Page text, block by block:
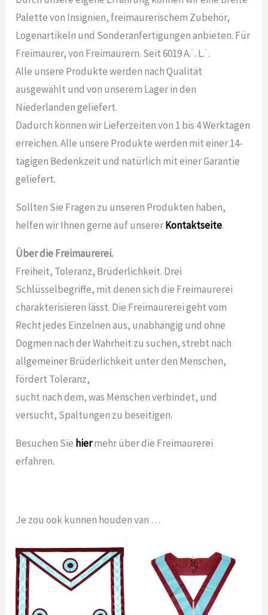
Palette von Insignien, freimaurerischem Zubehör,
Logenartikeln und Sonderanfertigungen anbieten. Für
Freimaurer, von Freimaurern. Seit 6019 A.˙. L.˙.
Alle unsere Produkte werden nach Qualität
ausgewählt und von unserem Lager in den
Niederlanden geliefert.
Dadurch können wir Lieferzeiten von 1 bis 4 Werktagen
erreichen. Alle unsere Produkte werden mit einer 14-
tägigen Bedenkzeit und natürlich mit einer Garantie
geliefert.
Sollten Sie Fragen zu unseren Produkten haben,
helfen wir Ihnen gerne auf unsererKontaktseite.
Über die Freimaurerei.
Freiheit, Toleranz, Brüderlichkeit. Drei
Schlüsselbegriffe, mit denen sich die Freimaurerei
charakterisieren lässt. Die Freimaurerei geht vom
Recht jedes Einzelnen aus, unabhängig und ohne
Dogmen nach der Wahrheit zu suchen, strebt nach
allgemeiner Brüderlichkeit unter den Menschen,
fördert Toleranz,
sucht nach dem, was Menschen verbindet, und
versucht, Spaltungen zu beseitigen.
Besuchen Sie hiermehr über die Freimaurerei
erfahren.
Je zou ook kunnen houden van …